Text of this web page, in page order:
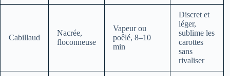
Cabillaud
Nacrée,
floconneuse
Vapeur ou
poêlé, 8–10
min
Discret et
léger,
sublime les
carottes
sans
rivaliser